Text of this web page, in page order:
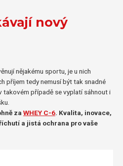
nový
nějakému sportu, je u nich
příjem tedy nemusí být tak snadné
takovém případě se vyplatí sáhnout i
za WHEY C-6. Kvalita, inovace,
a jistá ochrana pro vaše